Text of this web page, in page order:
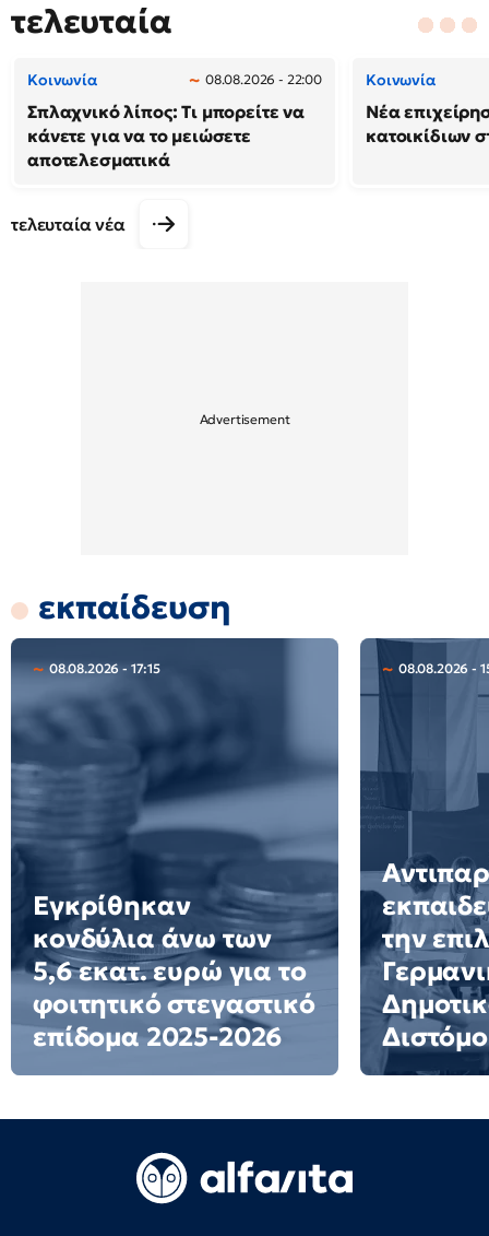
τελευταία
Κοινωνία 08.08.2026 - 22:00
Σπλαχνικό λίπος: Τι μπορείτε να
κάνετε για να το μειώσετε
αποτελεσματικά
Κοινωνία
Νέα
κατοικίδιων
τελευταία νέα
εκπαίδευση
08.08.2026 - 17:15
Εγκρίθηκαν
κονδύλια άνω των
5,6 εκατ. ευρώ για το
φοιτητικό στεγαστικό
επίδομα 2025-2026
08.08.2026 -
την